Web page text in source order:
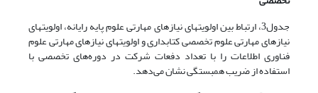
جدول3، ارتباط بین اولویتهای نیازهای مهارتی علوم پایه رایانه، اولویتهای
نیازهای مهارتی علوم تخصصی کتابداری و اولویتهای نیازهای مهارتی علوم
فناوری اطلاعات را با تعداد دفعات شرکت در دوره‌های تخصصی با
استفاده از ضریب همبستگی نشان می‌دهد.